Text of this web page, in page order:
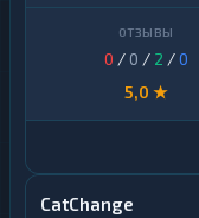
0 / 0 / 2 /0
5,0 ★
CatChange